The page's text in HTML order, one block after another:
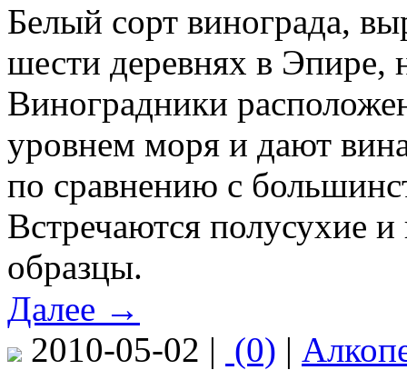
Белый сорт винограда,
шести деревнях в Эпире,
Виноградники
уровнем моря и дают
по сравнению с
Встречаются полусухие
образцы.
Далее →
2010-05-02 | (0) |